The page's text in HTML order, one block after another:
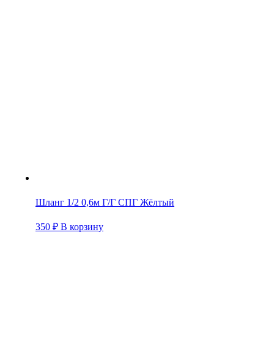
Шланг 1/2 0,6м Г/Г СПГ Жёлтый
350 ₽ В корзину